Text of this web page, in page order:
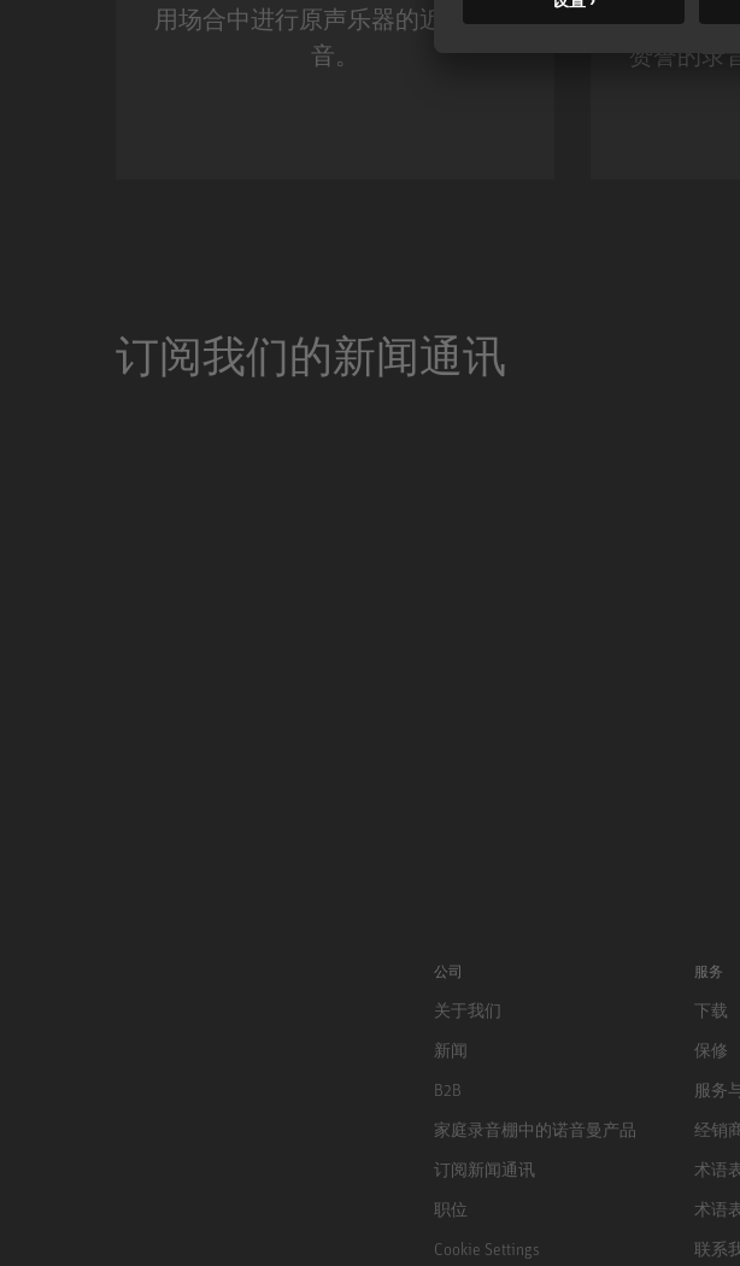
用场合中进行原声乐器的近距离收
音。
和强大的
赞誉的录
订阅我们的新闻通讯
公司
关于我们
新闻
B2B
家庭录音棚中的诺音曼产品
订阅新闻通讯
职位
Cookie Settings
服务
下载
保修
服务
经销
术语
术语
联系